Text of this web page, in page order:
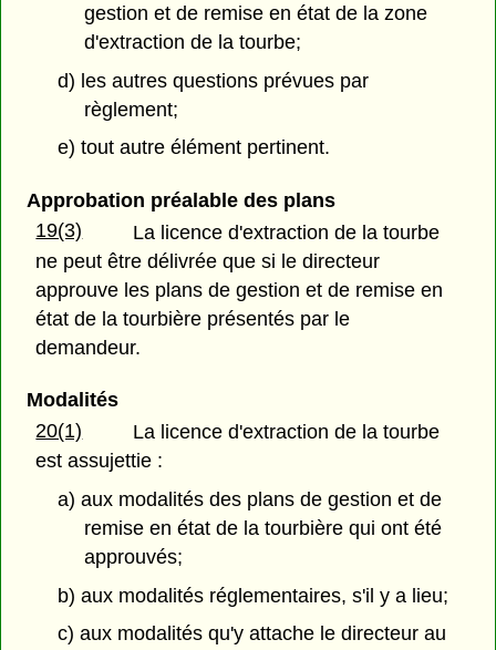
gestion et de remise en état de la zone
d'extraction de la tourbe;
d) les autres questions prévues par
règlement;
e) tout autre élément pertinent.
Approbation préalable des plans
19(3)
La licence d'extraction de la tourbe
ne peut être délivrée que si le directeur
approuve les plans de gestion et de remise en
état de la tourbière présentés par le
demandeur.
Modalités
20(1)
La licence d'extraction de la tourbe
est assujettie :
a) aux modalités des plans de gestion et de
remise en état de la tourbière qui ont été
approuvés;
b) aux modalités réglementaires, s'il y a lieu;
c) aux modalités qu'y attache le directeur au